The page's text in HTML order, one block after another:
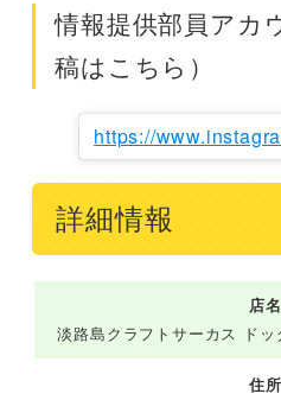
情報提供部員アカ
稿はこちら）
https://
詳細情報
店名
淡路島クラフトサーカス ドッ
住所